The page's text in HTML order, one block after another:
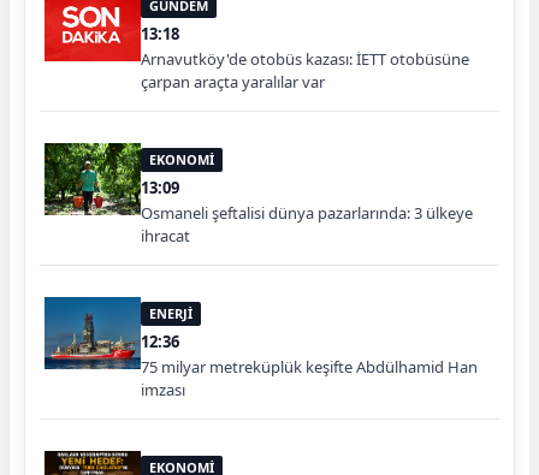
GÜNDEM
13:18
Arnavutköy'de otobüs kazası: İETT otobüsüne
çarpan araçta yaralılar var
EKONOMİ
13:09
Osmaneli şeftalisi dünya pazarlarında: 3 ülkeye
ihracat
ENERJİ
12:36
75 milyar metreküplük keşifte Abdülhamid Han
imzası
EKONOMİ